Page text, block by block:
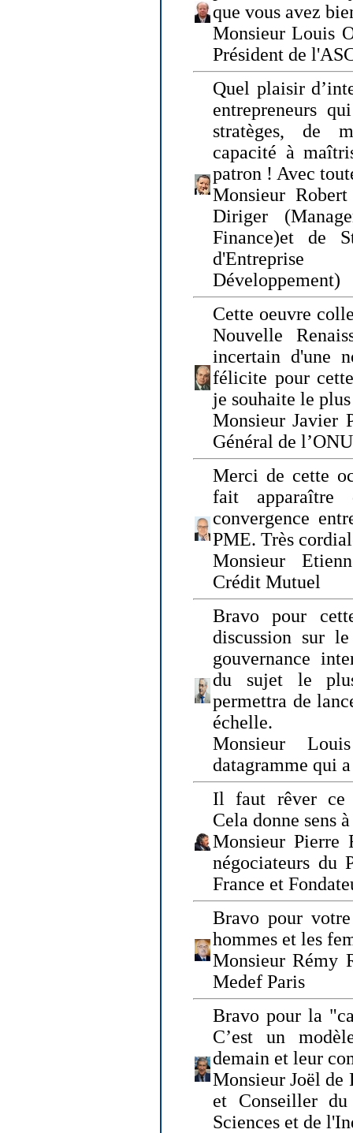
que vous avez
Monsieur Louis
Président de
Quel plaisir
entrepreneurs
stratèges, de
capacité à
patron ! Avec
Monsieur
Diriger
Finance)et de
Développement)
Cette oeuvre
Nouvelle
incertain d'une
félicite pour
je souhaite le
Monsieur Javier
Général de
Merci de cette
fait apparaître
convergence
PME. Très
Monsieur
Crédit Mutuel
Bravo pour
discussion sur
gouvernance
du sujet le
permettra de
échelle.
Monsieur
datagramme qui
Il faut rêver ce
Cela donne sens
Monsieur Pierre
négociateurs du
France et
Bravo pour
hommes et les
Monsieur Rémy
Medef Paris
Bravo pour la
C’est un
demain et leur
Monsieur Joël de
et Conseiller
Sciences et de